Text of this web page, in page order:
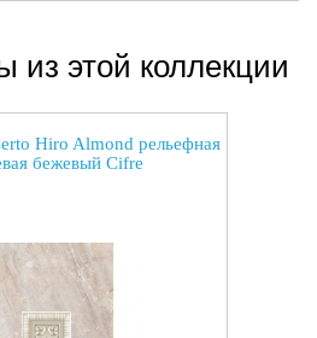
из этой коллекции
Hiro Almond рельефная
бежевый Cifre